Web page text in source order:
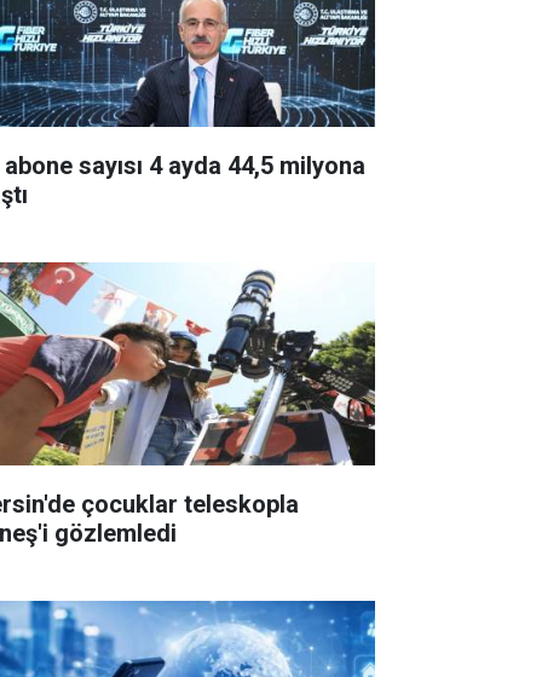
abone sayısı 4 ayda 44,5 milyona
çocuklar teleskopla
gözlemledi